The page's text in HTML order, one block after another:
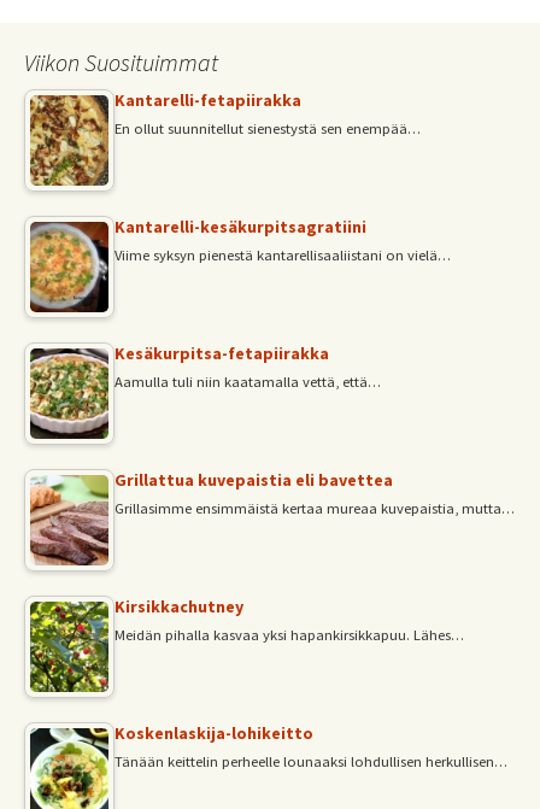
Viikon Suosituimmat
Kantarelli-fetapiirakka
En ollut suunnitellut sienestystä sen enempää…
Kantarelli-kesäkurpitsagratiini
Viime syksyn pienestä kantarellisaaliistani on vielä…
Kesäkurpitsa-fetapiirakka
Aamulla tuli niin kaatamalla vettä, että…
Grillattua kuvepaistia eli bavettea
Grillasimme ensimmäistä kertaa mureaa kuvepaistia, mutta…
Kirsikkachutney
Meidän pihalla kasvaa yksi hapankirsikkapuu. Lähes…
Koskenlaskija-lohikeitto
Tänään keittelin perheelle lounaaksi lohdullisen herkullisen…